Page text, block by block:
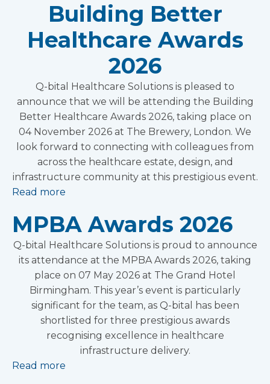
Building Better
Healthcare Awards
2026
Q-bital Healthcare Solutions is pleased to
announce that we will be attending the Building
Better Healthcare Awards 2026, taking place on
04 November 2026 at The Brewery, London. We
look forward to connecting with colleagues from
across the healthcare estate, design, and
infrastructure community at this prestigious event.
Read more
MPBA Awards 2026
Q-bital Healthcare Solutions is proud to announce
its attendance at the MPBA Awards 2026, taking
place on 07 May 2026 at The Grand Hotel
Birmingham. This year’s event is particularly
significant for the team, as Q-bital has been
shortlisted for three prestigious awards
recognising excellence in healthcare
infrastructure delivery.
Read more